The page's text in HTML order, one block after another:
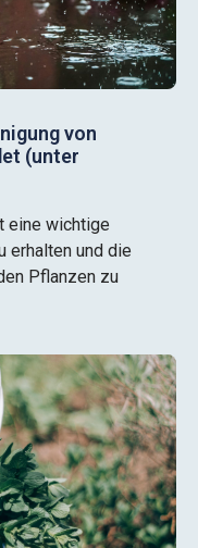
von
(unter
eine wichtige
erhalten und die
Pflanzen zu